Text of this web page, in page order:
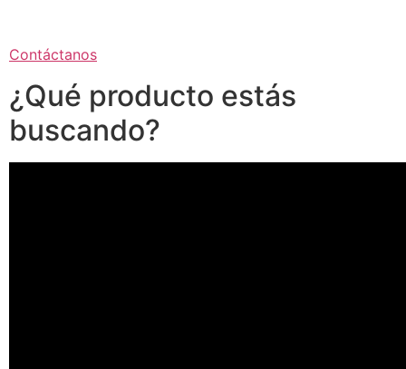
Contáctanos
¿Qué producto estás
buscando?